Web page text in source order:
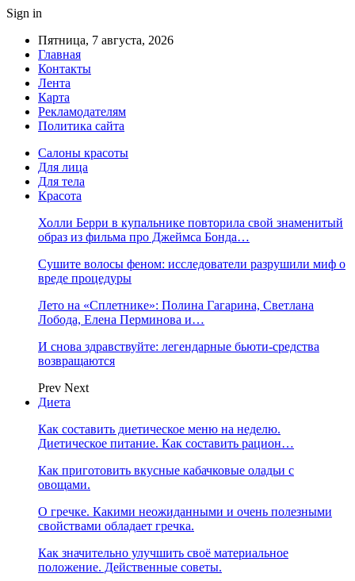
Sign in
Пятница, 7 августа, 2026
Главная
Контакты
Лента
Карта
Рекламодателям
Политика сайта
Салоны красоты
Для лица
Для тела
Красота
Холли Берри в купальнике повторила свой знаменитый
образ из фильма про Джеймса Бонда…
Сушите волосы феном: исследователи разрушили миф о
вреде процедуры
Лето на «Сплетнике»: Полина Гагарина, Светлана
Лобода, Елена Перминова и…
И снова здравствуйте: легендарные бьюти-средства
возвращаются
Prev Next
Диета
Как составить диетическое меню на неделю.
Диетическое питание. Как составить рацион…
Как приготовить вкусные кабачковые оладьи с
овощами.
О гречке. Какими неожиданными и очень полезными
свойствами обладает гречка.
Как значительно улучшить своё материальное
положение. Действенные советы.